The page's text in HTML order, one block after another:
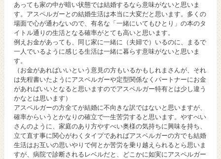
あっても家の中が暗い状態では結婚するなら意味がないと思いま
す。アスペルガーとの結婚生活は本当に大変だと思います。多くの
場面で心が通わないので、有名な「一緒にいてもひとり」の本のタ
イトル通りの生活となる確率がとても高いと思います。
例えお金があっても、同じ家に一緒に（夫婦で）いるのに、まるで
一人でいるように感じる生活は一緒に暮らす意味がないと思いま
す。
（お金があればいいという意見の方もいるかもしれまさんが、それ
は先程書いたようにアスペルガーや定型関係なくパートナーにお金
があればいいとなると思いますのでアスペルガー特有とは少し違う
かなとは思います）
アスペルガーの方全てが結婚に不向きな訳ではないと思いますが、
確率からいうとかなりの確立で一生苦労すると思います。やすべい
さんのように、家庭のあり方やすべい奥様の気持ちに興味を持ち、
立て直す事に関心がわくタイプであればアスペルガーの方でも結婚
生活はお互いの思いやりで何とか苦労を乗り越えられるとら思いま
すが、病院で診断されるレベルだと、どこかに如実にアスペルガー